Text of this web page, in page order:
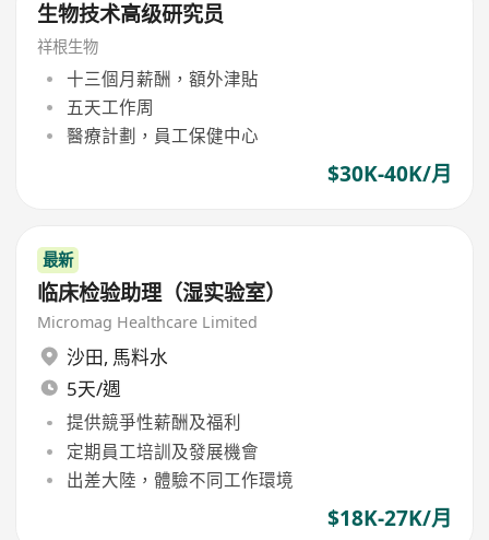
生物技术高级研究员
祥根生物
十三個月薪酬，額外津貼
五天工作周
醫療計劃，員工保健中心
$30K-40K/月
最新
临床检验助理（湿实验室）
Micromag Healthcare Limited
沙田, 馬料水
5天/週
提供競爭性薪酬及福利
定期員工培訓及發展機會
出差大陸，體驗不同工作環境
$18K-27K/月